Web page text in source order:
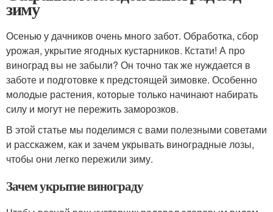
зиму
Осенью у дачников очень много забот. Обработка, сбор
урожая, укрытие ягодных кустарников. Кстати! А про
виноград вы не забыли? Он точно так же нуждается в
заботе и подготовке к предстоящей зимовке. Особенно
молодые растения, которые только начинают набирать
силу и могут не пережить заморозков.
В этой статье мы поделимся с вами полезными советами
и расскажем, как и зачем укрывать виноградные лозы,
чтобы они легко пережили зиму.
Зачем укрытие винограду